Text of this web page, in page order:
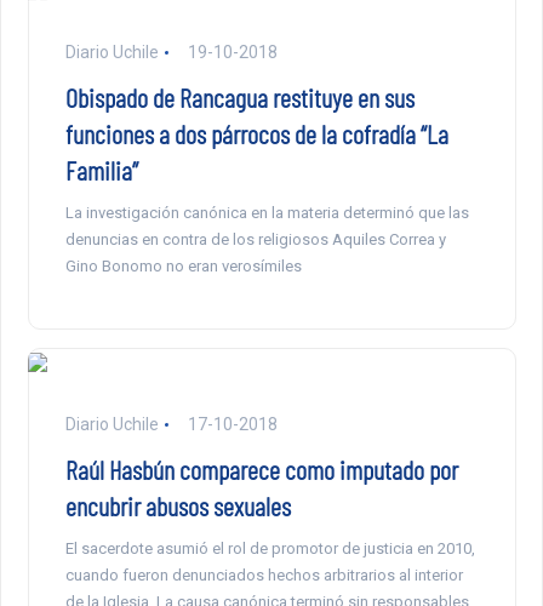
Diario Uchile 19-10-2018
Obispado de Rancagua restituye en sus
funciones a dos párrocos de la cofradía “La
Familia”
La investigación canónica en la materia determinó que las
denuncias en contra de los religiosos Aquiles Correa y
Gino Bonomo no eran verosímiles
Diario Uchile 17-10-2018
Raúl Hasbún comparece como imputado por
encubrir abusos sexuales
El sacerdote asumió el rol de promotor de justicia en 2010,
cuando fueron denunciados hechos arbitrarios al interior
de la Iglesia. La causa canónica terminó sin responsables.